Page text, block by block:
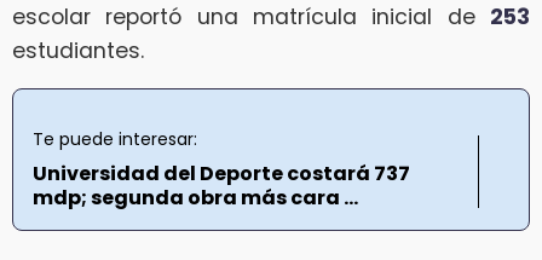
escolar reportó una matrícula inicial de 253
estudiantes.
Te puede interesar:
Universidad del Deporte costará 737
mdp; segunda obra más cara ...